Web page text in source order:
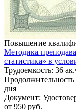
Повышение
Методика
статистика» в
Трудоемкость: 36
дня
Документ:
от 950 руб.